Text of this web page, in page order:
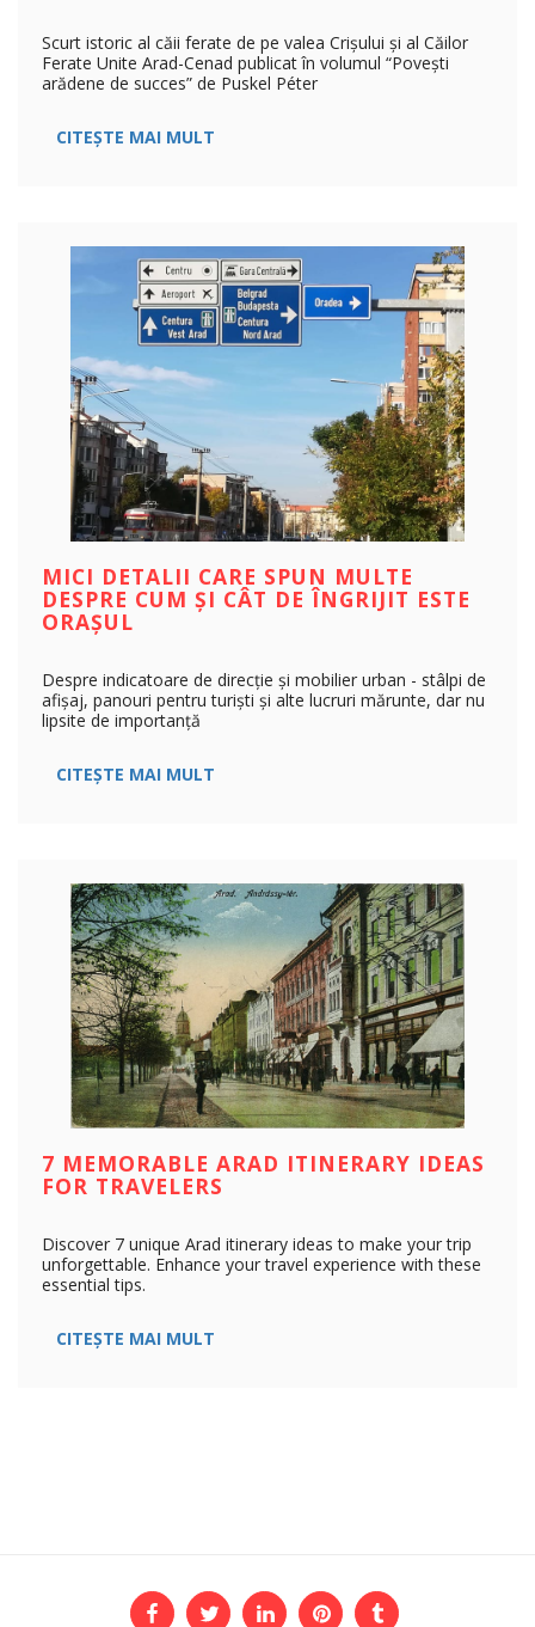
Scurt istoric al căii ferate de pe valea Crișului și al Căilor
Ferate Unite Arad-Cenad publicat în volumul “Povești
arădene de succes” de Puskel Péter
CITEȘTE MAI MULT
MICI DETALII CARE SPUN MULTE
DESPRE CUM ȘI CÂT DE ÎNGRIJIT ESTE
ORAȘUL
Despre indicatoare de direcție și mobilier urban - stâlpi de
afișaj, panouri pentru turiști și alte lucruri mărunte, dar nu
lipsite de importanță
CITEȘTE MAI MULT
7 MEMORABLE ARAD ITINERARY IDEAS
FOR TRAVELERS
Discover 7 unique Arad itinerary ideas to make your trip
unforgettable. Enhance your travel experience with these
essential tips.
CITEȘTE MAI MULT